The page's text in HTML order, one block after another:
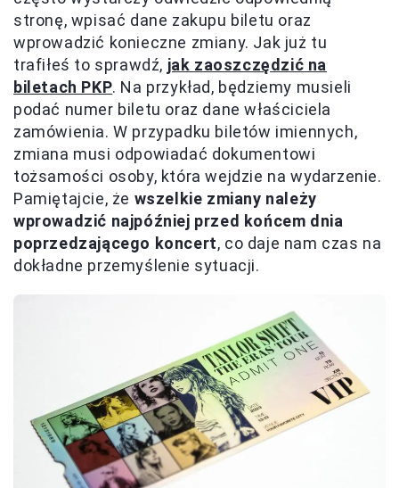
stronę, wpisać dane zakupu biletu oraz
wprowadzić konieczne zmiany. Jak już tu
trafiłeś to sprawdź, jak zaoszczędzić na
biletach PKP. Na przykład, będziemy musieli
podać numer biletu oraz dane właściciela
zamówienia. W przypadku biletów imiennych,
zmiana musi odpowiadać dokumentowi
tożsamości osoby, która wejdzie na wydarzenie.
Pamiętajcie, że wszelkie zmiany należy
wprowadzić najpóźniej przed końcem dnia
poprzedzającego koncert, co daje nam czas na
dokładne przemyślenie sytuacji.